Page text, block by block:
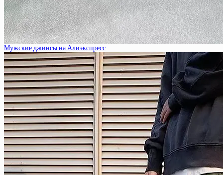
Мужские джинсы на Алиэкспресс